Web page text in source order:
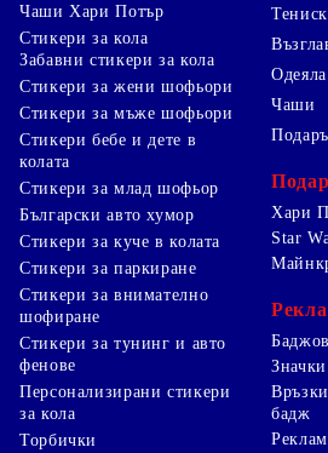
Чаши Хари Потър
Стикери за кола
Забавни стикери за кола
Стикери за жени шофьори
Стикери за мъже шофьори
Стикери бебе и дете в
колата
Стикери за млад шофьор
Български авто хумор
Стикери за куче в колата
Стикери за паркиране
Стикери за внимателно
шофиране
Стикери за тунинг и авто
фенове
Персонализирани стикери
за кола
Торбички
Одеяла
Чаши
Хари
Star
бадж